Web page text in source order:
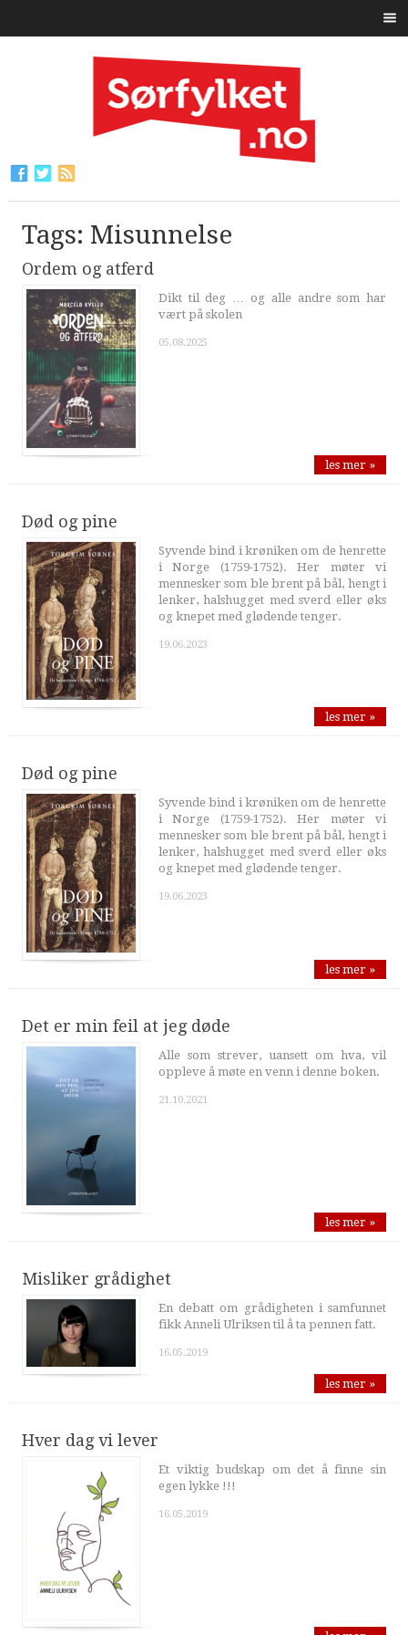
Tags: Misunnelse
Ordem og atferd
Dikt til deg … og alle andre som har
vært på skolen
05.08.2025
les mer »
Død og pine
Syvende bind i krøniken om de henrette
i Norge (1759-1752). Her møter vi
mennesker som ble brent på bål, hengt i
lenker, halshugget med sverd eller øks
og knepet med glødende tenger.
19.06.2023
les mer »
Død og pine
Syvende bind i krøniken om de henrette
i Norge (1759-1752). Her møter vi
mennesker som ble brent på bål, hengt i
lenker, halshugget med sverd eller øks
og knepet med glødende tenger.
19.06.2023
les mer »
Det er min feil at jeg døde
Alle som strever, uansett om hva, vil
oppleve å møte en venn i denne boken.
21.10.2021
les mer »
Misliker grådighet
En debatt om grådigheten i samfunnet
fikk Anneli Ulriksen til å ta pennen fatt.
16.05.2019
les mer »
Hver dag vi lever
Et viktig budskap om det å finne sin
egen lykke !!!
16.05.2019